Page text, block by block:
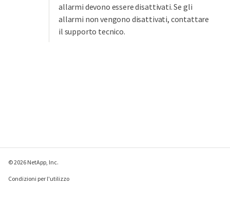
allarmi devono essere disattivati. Se gli
allarmi non vengono disattivati, contattare
il supporto tecnico.
© 2026 NetApp, Inc.
Condizioni per l'utilizzo